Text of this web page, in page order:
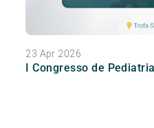
23 Apr 2026
I Congresso de